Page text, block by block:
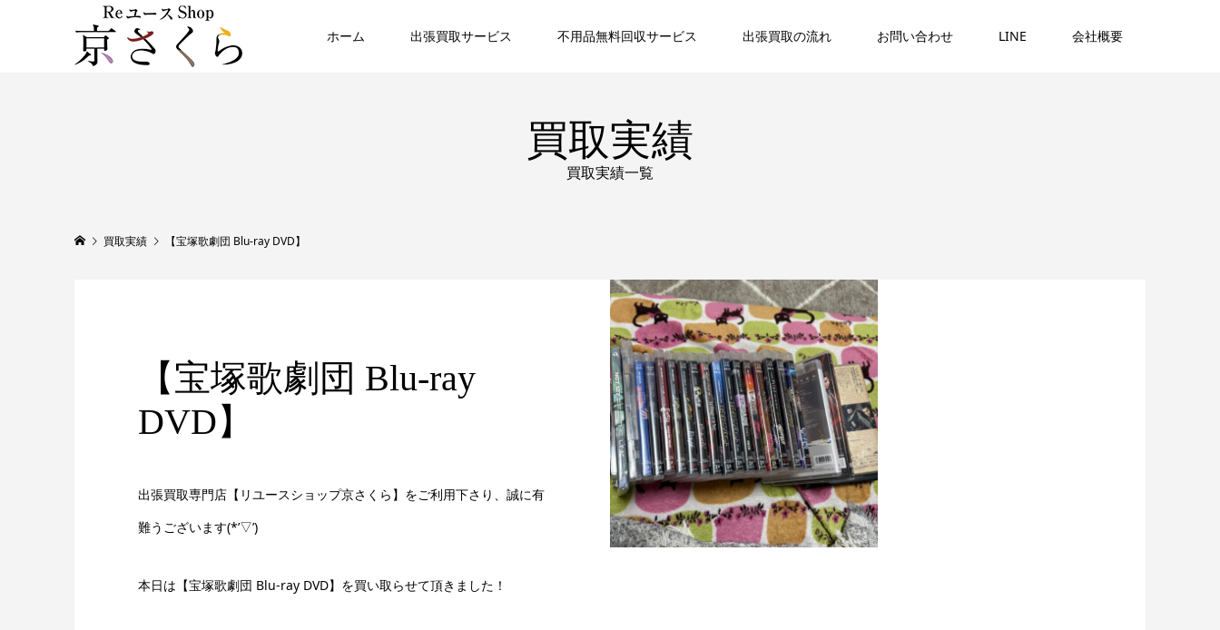
ホーム 出張買取サービス 不用品無料回収サービス 出張買取の流れ お問い合わせ LINE 会社概要
買取実績
買取実績一覧
買取実績 【宝塚歌劇団 Blu-ray DVD】
【宝塚歌劇団 Blu-ray
DVD】
出張買取専門店【リユースショップ京さくら】をご利用下さり、誠に有
難うございます(*’▽’)
本日は【宝塚歌劇団 Blu-ray DVD】を買い取らせて頂きました！